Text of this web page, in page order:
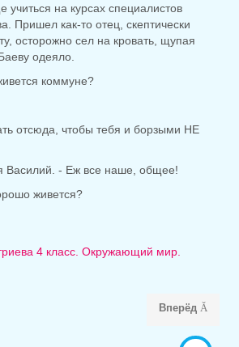
учиться на курсах специалистов
Пришел как-то отец, скептически
осторожно сел на кровать, щупая
одеяло.
коммуне?
отсюда, чтобы тебя и борзыми НЕ
Василий. - Еж все наше, общее!
живется?
4 класс. Окружающий мир.
Вперёд